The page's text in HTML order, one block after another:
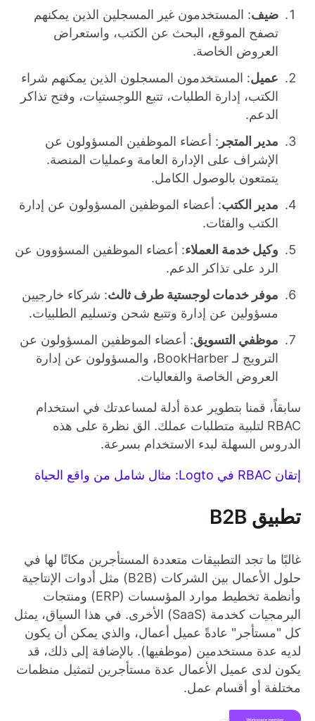
ضيف: المستخدمون غير المسجلين الذين يمكنهم
تصفح الموقع، البحث عن الكتب، واستعراض
العروض الخاصة.
عميل: المستخدمون المسجلون الذين يمكنهم شراء
الكتب، إدارة الطلبات، تتبع اللوجستيات، وفتح تذاكر
الدعم.
مدير المتجر : أعضاء الموظفين المسؤولون عن
الإشراف على الإدارة العامة وعمليات المنصة.
يتمتعون بالوصول الكامل.
مدير الكتب: أعضاء الموظفين المسؤولون عن إدارة
الكتب والفئات.
وكيل خدمة العملاء: أعضاء الموظفين المسؤوون عن
الرد على تذاكر الدعم.
موفر خدمات لوجستية طرف ثالث: شركاء خارجيين
مسؤولين عن إدارة وتتبع شحن وتسليم الطلبيات.
موظفي التسويق: أعضاء الموظفين المسؤولون عن
الترويج لـ BookHarber، والمسؤولون عن إدارة
العروض الخاصة والفعاليات.
سابقاً، قمنا بتطوير عدة أدلة لمساعدتك في استخدام
RBAC لتلبية متطلبات عملك. الق نظرة على هذه
الدروس السهلة لبدء الاستخدام بسرعة.
إتقان RBAC في Logto: مثال شامل من واقع الحياة
تطبيق B2B
غالبًا ما تجد التطبيقات متعددة المستأجرين مكانًا لها في
حلول الأعمال بين الشركات (B2B) مثل أدوات الإنتاجية
وأنظمة تخطيط موارد المؤسسات (ERP) ومنتجات
البرمجيات كخدمة (SaaS) الأخرى. في هذا السياق، يمثل
كل "مستأجر" عادةً عميل أعمال، والذي يمكن أن يكون
لديه عدة مستخدمين (موظفيها). بالإضافة إلى ذلك، قد
يكون لدى عميل الأعمال عدة مستأجرين لتمثيل منظمات
مختلفة أو أقسام عمل.